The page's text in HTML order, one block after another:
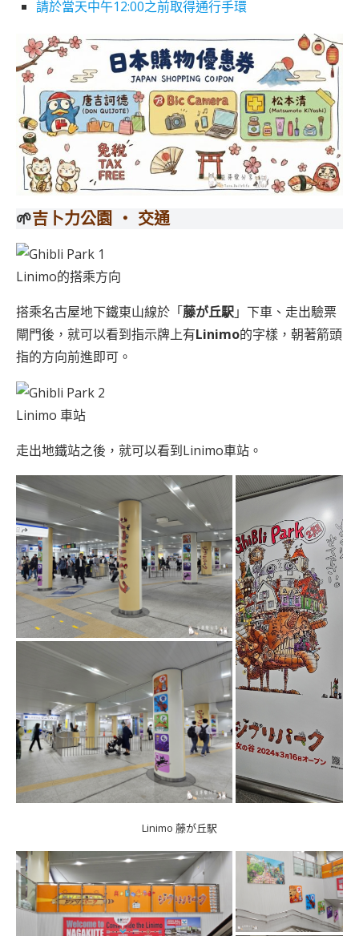
請於當天中午12:00之前取得通行手環
🌱吉卜力公園 ‧ 交通
Linimo的搭乘方向
搭乘名古屋地下鐵東山線於「藤が丘駅」下車、走出驗票
閘門後，就可以看到指示牌上有Linimo的字樣，朝著箭頭
指的方向前進即可。
Linimo 車站
走出地鐵站之後，就可以看到Linimo車站。
Linimo 藤が丘駅